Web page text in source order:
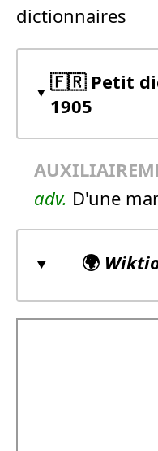
dictionnaires
🇫🇷 Petit
1905
adv. D'une
🌍